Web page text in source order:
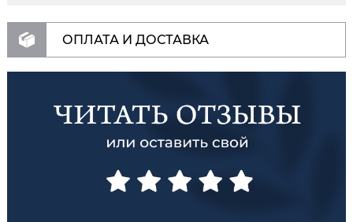
ОПЛАТА И ДОСТАВКА